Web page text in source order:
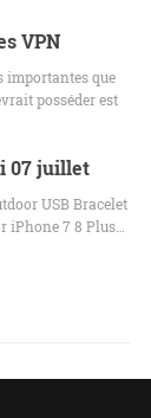
VPN
importantes que
posséder est
07 juillet
USB Bracelet
iPhone 7 8 Plus…